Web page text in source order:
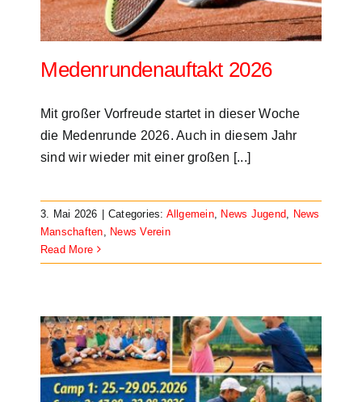
Veranstaltungen
Medenrundenauftakt 2026
Mit großer Vorfreude startet in dieser Woche
die Medenrunde 2026. Auch in diesem Jahr
sind wir wieder mit einer großen [...]
3. Mai 2026 | Categories: Allgemein, News Jugend
News
Manschaften
News Verein
Read More